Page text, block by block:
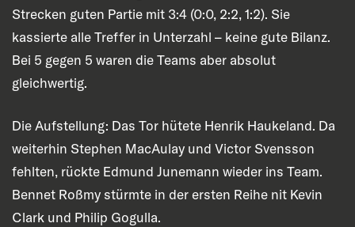
Strecken guten Partie mit 3:4 (0:0, 2:2, 1:2). Sie
kassierte alle Treffer in Unterzahl – keine gute Bilanz.
Bei 5 gegen 5 waren die Teams aber absolut
gleichwertig.
Die Aufstellung: Das Tor hütete Henrik Haukeland. Da
weiterhin Stephen MacAulay und Victor Svensson
fehlten, rückte Edmund Junemann wieder ins Team.
Bennet Roßmy stürmte in der ersten Reihe nit Kevin
Clark und Philip Gogulla.